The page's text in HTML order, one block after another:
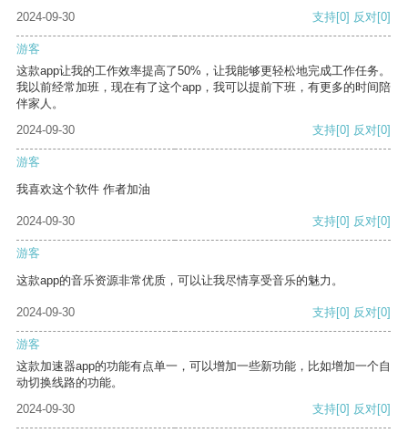
2024-09-30 支持[0] 反对[0]
游客
这款app让我的工作效率提高了50%，让我能够更轻松地完成工作任务。
我以前经常加班，现在有了这个app，我可以提前下班，有更多的时间陪
伴家人。
2024-09-30
支持[0] 反对[0]
游客
我喜欢这个软件 作者加油
2024-09-30 支持[0] 反对[0]
游客
这款app的音乐资源非常优质，可以让我尽情享受音乐的魅力。
2024-09-30 支持[0] 反对[0]
游客
这款加速器app的功能有点单一，可以增加一些新功能，比如增加一个自
动切换线路的功能。
2024-09-30
支持[0] 反对[0]